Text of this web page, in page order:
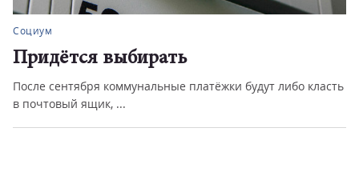
Социум
Придётся выбирать
После сентября коммунальные платёжки будут либо класть
в почтовый ящик, ...